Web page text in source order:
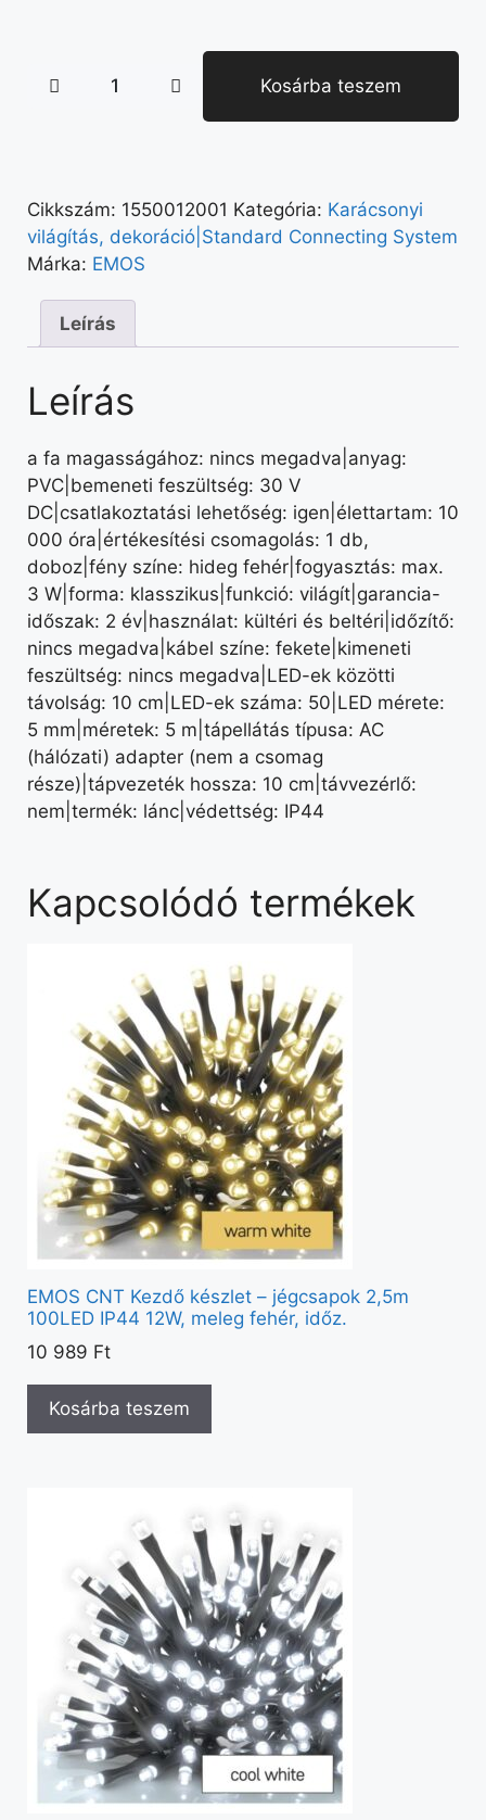
Kosárba teszem
Cikkszám: 1550012001 Kategória: Karácsonyi
világítás, dekoráció|Standard Connecting System
Márka: EMOS
Leírás
Leírás
a fa magasságához: nincs megadva|anyag:
PVC|bemeneti feszültség: 30 V
DC|csatlakoztatási lehetőség: igen|élettartam: 10
000 óra|értékesítési csomagolás: 1 db,
doboz|fény színe: hideg fehér|fogyasztás: max.
3 W|forma: klasszikus|funkció: világít|garancia-
időszak: 2 év|használat: kültéri és beltéri|időzítő:
nincs megadva|kábel színe: fekete|kimeneti
feszültség: nincs megadva|LED-ek közötti
távolság: 10 cm|LED-ek száma: 50|LED mérete:
5 mm|méretek: 5 m|tápellátás típusa: AC
(hálózati) adapter (nem a csomag
része)|tápvezeték hossza: 10 cm|távvezérlő:
nem|termék: lánc|védettség: IP44
Kapcsolódó termékek
EMOS CNT Kezdő készlet – jégcsapok 2,5m
100LED IP44 12W, meleg fehér, időz.
10 989 Ft
Kosárba teszem